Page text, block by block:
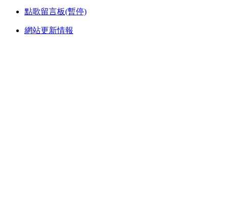
點歌留言板(暫停)
網站更新情報